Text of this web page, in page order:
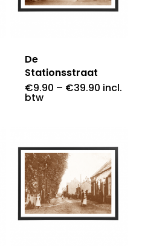
De
Stationsstraat
€9.90 – €39.90 incl.
btw